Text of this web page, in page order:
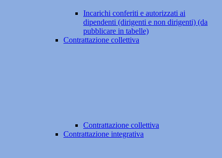
Incarichi conferiti e autorizzati ai
dipendenti (dirigenti e non dirigenti) (da
pubblicare in tabelle)
Contrattazione collettiva
Contrattazione collettiva
Contrattazione integrativa